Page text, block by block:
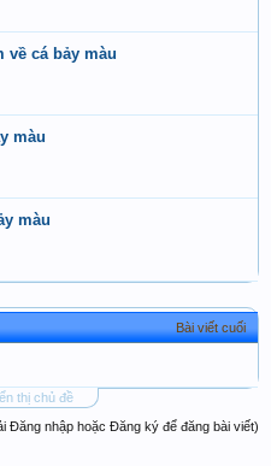
về cá bảy màu
màu
màu
Bài viết cuối
thị chủ đề
Đăng nhập hoặc Đăng ký để đăng bài viết)